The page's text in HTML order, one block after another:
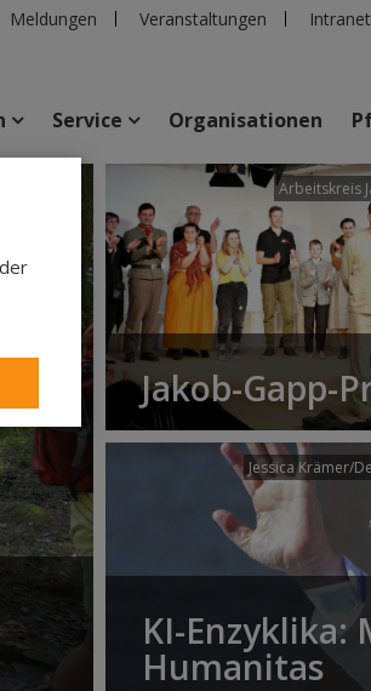
Meldungen Veranstaltungen Intranet
Veranstaltungen Personen Pfarren
Service Organisationen
Arbeitskreis
Jakob-Gapp-
Jessica Krämer/
KI-Enzyklika:
Humanitas